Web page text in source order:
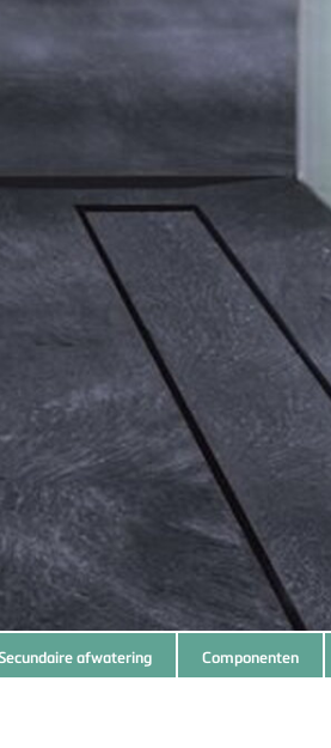
afwatering Componenten